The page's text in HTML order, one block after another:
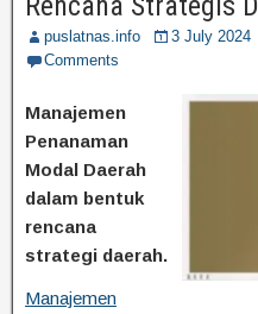
puslatnas.info 3 July 2024
Comments
Manajemen
Penanaman
Modal Daerah
dalam bentuk
rencana
strategi daerah.
Manajemen